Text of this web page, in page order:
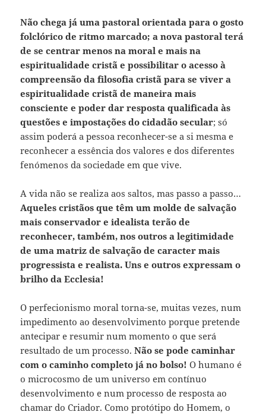
Não chega já uma pastoral orientada para o gosto
folclórico de ritmo marcado; a nova pastoral terá
de se centrar menos na moral e mais na
espiritualidade cristã e possibilitar o acesso à
compreensão da filosofia cristã para se viver a
espiritualidade cristã de maneira mais
consciente e poder dar resposta qualificada às
questões e impostações do cidadão secular; só
assim poderá a pessoa reconhecer-se a si mesma e
reconhecer a essência dos valores e dos diferentes
fenómenos da sociedade em que vive.
A vida não se realiza aos saltos, mas passo a passo…
Aqueles cristãos que têm um molde de salvação
mais conservador e idealista terão de
reconhecer, também, nos outros a legitimidade
de uma matriz de salvação de caracter mais
progressista e realista. Uns e outros expressam o
brilho da Ecclesia!
O perfecionismo moral torna-se, muitas vezes, num
impedimento ao desenvolvimento porque pretende
antecipar e resumir num momento o que será
resultado de um processo.Não se pode caminhar
com o caminho completo já no bolso!O humano é
o microcosmo de um universo em contínuo
desenvolvimento e num processo de resposta ao
chamar do Criador. Como protótipo do Homem, o